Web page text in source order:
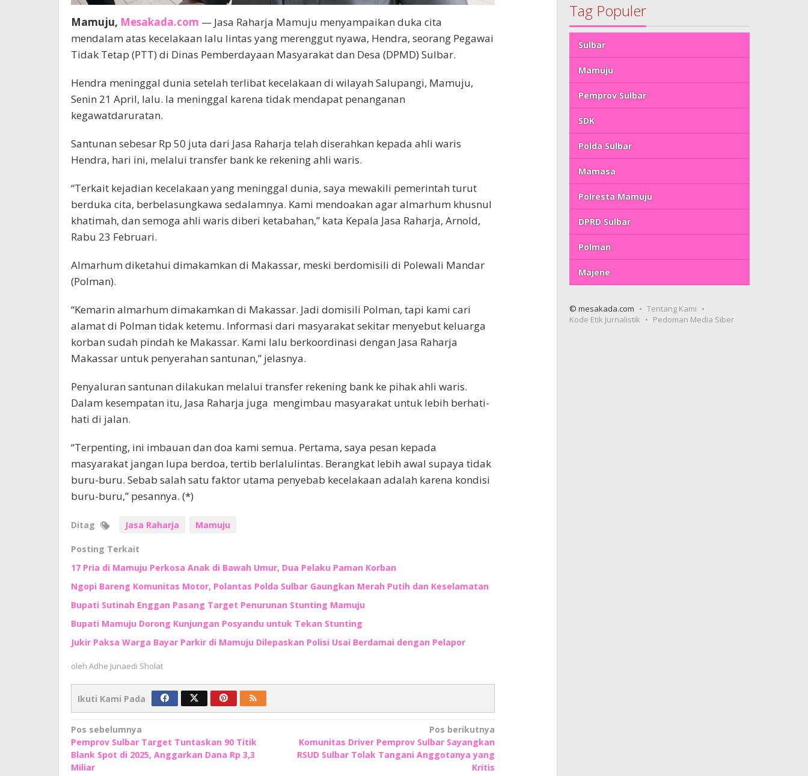
Mamuju, Mesakada.com — Jasa Raharja Mamuju menyampaikan duka cita
mendalam atas kecelakaan lalu lintas yang merenggut nyawa, Hendra, seorang Pegawai
Tidak Tetap (PTT) di Dinas Pemberdayaan Masyarakat dan Desa (DPMD) Sulbar.
Hendra meninggal dunia setelah terlibat kecelakaan di wilayah Salupangi, Mamuju,
Senin 21 April, lalu. Ia meninggal karena tidak mendapat penanganan
kegawatdaruratan.
Santunan sebesar Rp 50 juta dari Jasa Raharja telah diserahkan kepada ahli waris
Hendra, hari ini, melalui transfer bank ke rekening ahli waris.
“Terkait kejadian kecelakaan yang meninggal dunia, saya mewakili pemerintah turut
berduka cita, berbelasungkawa sedalamnya. Kami mendoakan agar almarhum khusnul
khatimah, dan semoga ahli waris diberi ketabahan,” kata Kepala Jasa Raharja, Arnold,
Rabu 23 Februari.
Almarhum diketahui dimakamkan di Makassar, meski berdomisili di Polewali Mandar
(Polman).
“Kemarin almarhum dimakamkan di Makassar. Jadi domisili Polman, tapi kami cari
alamat di Polman tidak ketemu. Informasi dari masyarakat sekitar menyebut keluarga
korban sudah pindah ke Makassar. Kami lalu berkoordinasi dengan Jasa Raharja
Makassar untuk penyerahan santunan,” jelasnya.
Penyaluran santunan dilakukan melalui transfer rekening bank ke pihak ahli waris.
Dalam kesempatan itu, Jasa Raharja juga mengimbau masyarakat untuk lebih berhati-
hati di jalan.
“Terpenting, ini imbauan dan doa kami semua. Pertama, saya pesan kepada
masyarakat jangan lupa berdoa, tertib berlalulintas. Berangkat lebih awal supaya tidak
buru-buru. Sebab salah satu faktor utama penyebab kecelakaan adalah karena kondisi
buru-buru,” pesannya. (*)
Ditag Jasa Raharja Mamuju
Posting Terkait
17 Pria di Mamuju Perkosa Anak di Bawah Umur, Dua Pelaku Paman Korban
Ngopi Bareng Komunitas Motor, Polantas Polda Sulbar Gaungkan Merah Putih dan Keselamatan
Bupati Sutinah Enggan Pasang Target Penurunan Stunting Mamuju
Bupati Mamuju Dorong Kunjungan Posyandu untuk Tekan Stunting
Jukir Paksa Warga Bayar Parkir di Mamuju Dilepaskan Polisi Usai Berdamai dengan Pelapor
oleh Adhe Junaedi Sholat
Ikuti Kami Pada
Navigasi
pos
Pos sebelumnya
Pemprov Sulbar Target Tuntaskan 90 Titik
Blank Spot di 2025, Anggarkan Dana Rp 3,3
Miliar
Pos berikutnya
Komunitas Driver Pemprov Sulbar Sayangkan
RSUD Sulbar Tolak Tangani Anggotanya yang
Kritis
Tag Populer
Sulbar
Mamuju
Pemprov Sulbar
SDK
Polda Sulbar
Mamasa
Polresta Mamuju
DPRD Sulbar
Polman
Majene
© mesakada.com
Tentang Kami
Kode Etik Jurnalistik
Pedoman Media Siber